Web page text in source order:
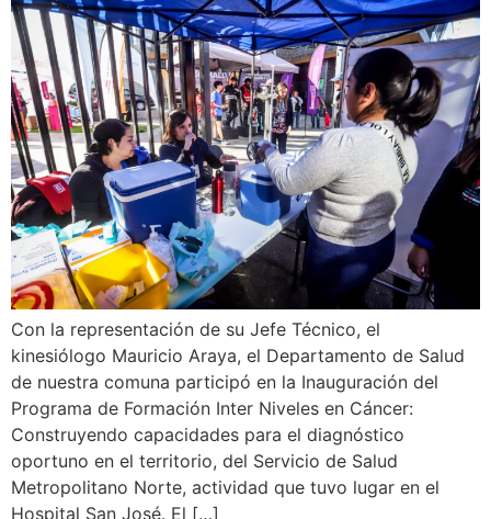
Con la representación de su Jefe Técnico, el
kinesiólogo Mauricio Araya, el Departamento de Salud
de nuestra comuna participó en la Inauguración del
Programa de Formación Inter Niveles en Cáncer:
Construyendo capacidades para el diagnóstico
oportuno en el territorio, del Servicio de Salud
Metropolitano Norte, actividad que tuvo lugar en el
Hospital San José. El […]